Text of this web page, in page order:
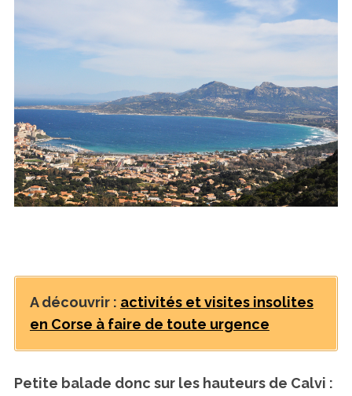
A découvrir : activités et visites insolites
en Corse à faire de toute urgence
Petite balade donc sur les hauteurs de Calvi :